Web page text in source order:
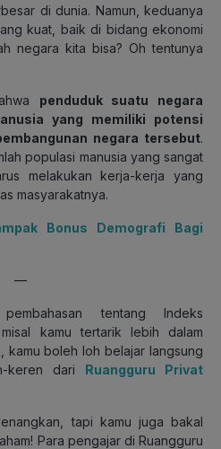
di dunia. Namun, keduanya
kuat, baik di bidang ekonomi
negara kita bisa? Oh tentunya
penduduk suatu negara
yang memiliki potensi
negara tersebut.
populasi manusia yang sangat
melakukan kerja-kerja yang
masyarakatnya.
Bonus Demografi Bagi
—
tentang Indeks
kamu tertarik lebih dalam
kamu boleh loh belajar langsung
keren dari Ruangguru Privat
tapi kamu juga bakal
Para pengajar di Ruangguru